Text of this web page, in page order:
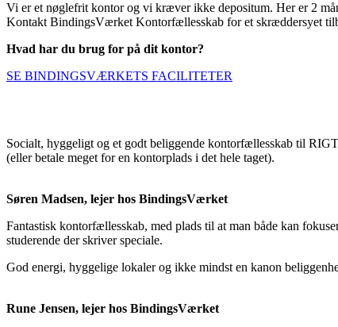
Vi er et nøglefrit kontor og vi kræver ikke depositum. Her er 2
Kontakt BindingsVærket Kontorfællesskab for et skræddersyet
Hvad har du brug for på dit kontor?
SE BINDINGSVÆRKETS FACILITETER
Socialt, hyggeligt og et godt beliggende kontorfællesskab til
(eller betale meget for en kontorplads i det hele taget).
Søren Madsen, lejer hos BindingsVærket
Fantastisk kontorfællesskab, med plads til at man både kan
studerende der skriver speciale.
God energi, hyggelige lokaler og ikke mindst en kanon
Rune Jensen, lejer hos BindingsVærket